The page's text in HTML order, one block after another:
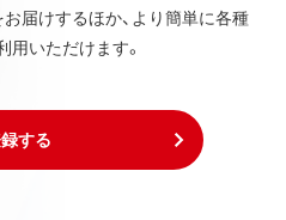
届けするほか、より簡単に各種
用いただけます。
する